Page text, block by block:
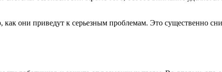
они приведут к серьезным проблемам. Это существенно